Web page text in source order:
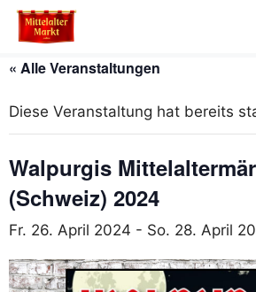
Zum
Inhalt
« Alle Veranstaltungen
Diese Veranstaltung hat bereits
Walpurgis
(Schweiz) 2024
Fr. 26. April 2024 - So. 28. April